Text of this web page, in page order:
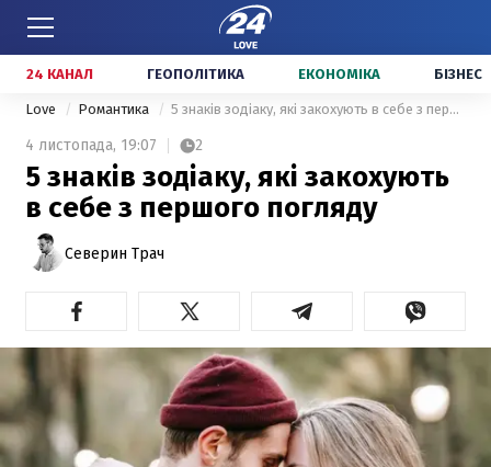
24 КАНАЛ ГЕОПОЛІТИКА ЕКОНОМІКА БІЗНЕС
Love Романтика 5 знаків зодіаку, які закохують в себе з першого погляду
4 листопада, 19:07 2
5 знаків зодіаку, які закохують
в себе з першого погляду
Северин Трач